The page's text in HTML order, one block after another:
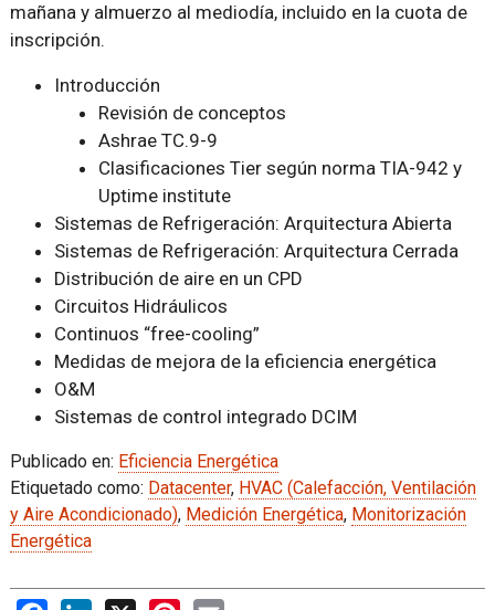
mañana y almuerzo al mediodía, incluido en la cuota de
inscripción.
Introducción
Revisión de conceptos
Ashrae TC.9-9
Clasificaciones Tier según norma TIA-942 y
Uptime institute
Sistemas de Refrigeración: Arquitectura Abierta
Sistemas de Refrigeración: Arquitectura Cerrada
Distribución de aire en un CPD
Circuitos Hidráulicos
Continuos “free-cooling”
Medidas de mejora de la eficiencia energética
O&M
Sistemas de control integrado DCIM
Publicado en: Eficiencia Energética
Etiquetado como: Datacenter, HVAC (Calefacción, Ventilación
y Aire Acondicionado), Medición Energética, Monitorización
Energética